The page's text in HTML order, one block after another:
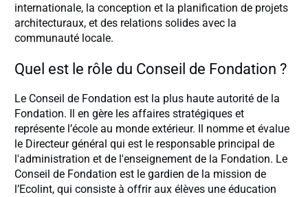
internationale, la conception et la planification de projets
architecturaux, et des relations solides avec la
communauté locale.
Quel est le rôle du Conseil de Fondation ?
Le Conseil de Fondation est la plus haute autorité de la
Fondation. Il en gère les affaires stratégiques et
représente l’école au monde extérieur. Il nomme et évalue
le Directeur général qui est le responsable principal de
l'administration et de l'enseignement de la Fondation. Le
Conseil de Fondation est le gardien de la mission de
l’Ecolint, qui consiste à offrir aux élèves une éducation